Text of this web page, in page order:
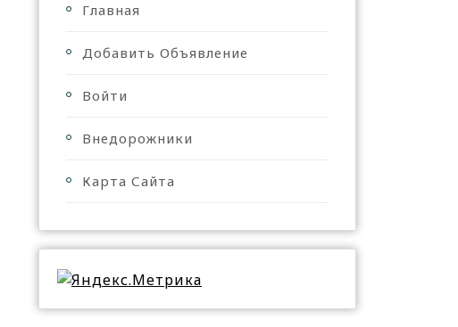
Главная
Добавить Объявление
Войти
Внедорожники
Карта Сайта